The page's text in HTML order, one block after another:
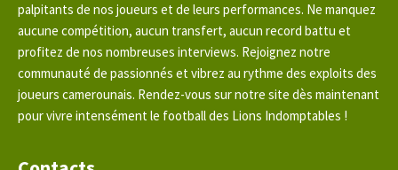
palpitants de nos joueurs et de leurs performances. Ne manquez
aucune compétition, aucun transfert, aucun record battu et
profitez de nos nombreuses interviews. Rejoignez notre
communauté de passionnés et vibrez au rythme des exploits des
joueurs camerounais. Rendez-vous sur notre site dès maintenant
pour vivre intensément le football des Lions Indomptables !